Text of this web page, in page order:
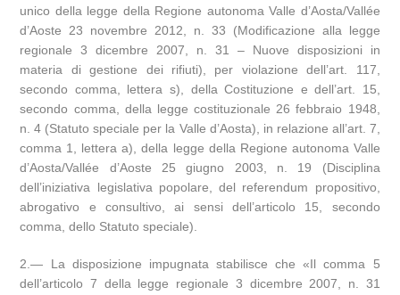
unico della legge della Regione autonoma Valle d’Aosta/Vallée
d’Aoste 23 novembre 2012, n. 33 (Modificazione alla legge
regionale 3 dicembre 2007, n. 31 – Nuove disposizioni in
materia di gestione dei rifiuti), per violazione dell’art. 117,
secondo comma, lettera s), della Costituzione e dell’art. 15,
secondo comma, della legge costituzionale 26 febbraio 1948,
n. 4 (Statuto speciale per la Valle d’Aosta), in relazione all’art. 7,
comma 1, lettera a), della legge della Regione autonoma Valle
d’Aosta/Vallée d’Aoste 25 giugno 2003, n. 19 (Disciplina
dell’iniziativa legislativa popolare, del referendum propositivo,
abrogativo e consultivo, ai sensi dell’articolo 15, secondo
comma, dello Statuto speciale).
2.— La disposizione impugnata stabilisce che «Il comma 5
dell’articolo 7 della legge regionale 3 dicembre 2007, n. 31